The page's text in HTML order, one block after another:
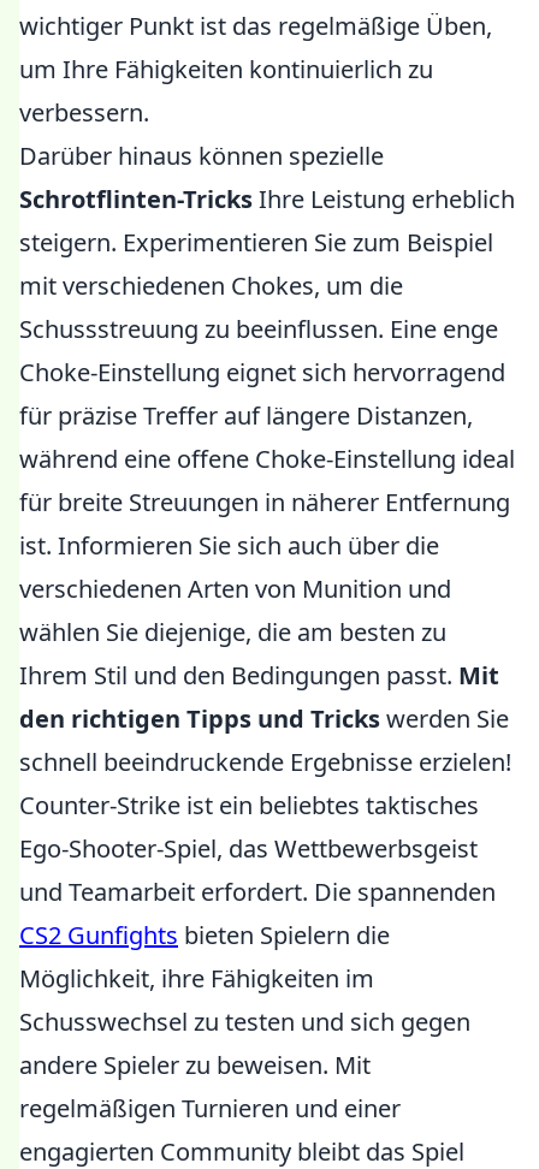
wichtiger Punkt ist das regelmäßige Üben,
um Ihre Fähigkeiten kontinuierlich zu
verbessern.
Darüber hinaus können spezielle
Schrotflinten-TricksIhre Leistung erheblich
steigern. Experimentieren Sie zum Beispiel
mit verschiedenen Chokes, um die
Schussstreuung zu beeinflussen. Eine enge
Choke-Einstellung eignet sich hervorragend
für präzise Treffer auf längere Distanzen,
während eine offene Choke-Einstellung ideal
für breite Streuungen in näherer Entfernung
ist. Informieren Sie sich auch über die
verschiedenen Arten von Munition und
wählen Sie diejenige, die am besten zu
Ihrem Stil und den Bedingungen passt. Mit
den richtigen Tipps und Trickswerden Sie
schnell beeindruckende Ergebnisse erzielen!
Counter-Strike ist ein beliebtes taktisches
Ego-Shooter-Spiel, das Wettbewerbsgeist
und Teamarbeit erfordert. Die spannenden
CS2 Gunfights bieten Spielern die
Möglichkeit, ihre Fähigkeiten im
Schusswechsel zu testen und sich gegen
andere Spieler zu beweisen. Mit
regelmäßigen Turnieren und einer
engagierten Community bleibt das Spiel